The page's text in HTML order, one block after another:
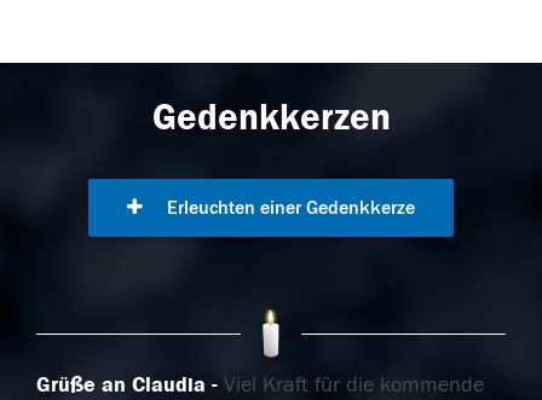
Gedenkkerzen
Erleuchten einer Gedenkkerze
Grüße an Claudia
Viel Kraft für die kommende